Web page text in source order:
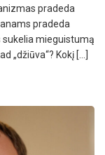
pradeda
pradeda
mieguistumą
„džiūva“? Kokį […]